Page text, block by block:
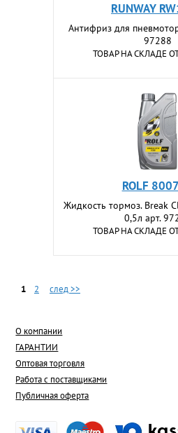
RUNWAY
Антифриз для
97288
ТОВАР НА СКЛАДЕ
ROLF
Жидкость тормоз. Break
0,5л арт.
ТОВАР НА СКЛАДЕ
1 2 след >>
О компании
ГАРАНТИИ
Оптовая торговля
Работа с поставщиками
Публичная оферта